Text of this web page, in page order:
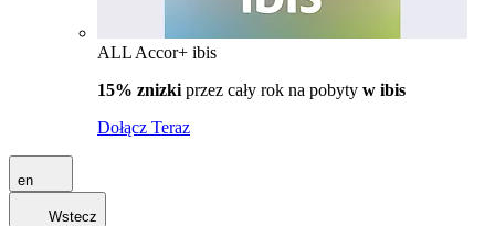
ALL Accor+ ibis
15% znizki przez cały rok na pobyty w ibis
Dołącz Teraz
en
Wstecz